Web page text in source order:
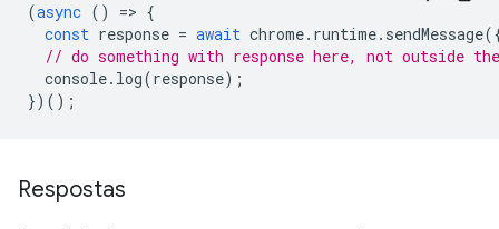
(async () => {
const response = await chrome. runtime. sendMessage
// do something with response here, not outside
console. log(response);
})();
Respostas